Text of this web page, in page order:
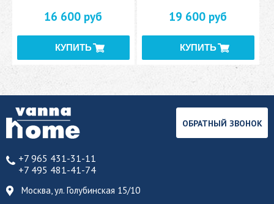
16 600 руб 19 600 руб
+7 965 431-31-11
+7 495 481-41-74
Москва, ул. Голубинская 15/10
ОБРАТНЫЙ ЗВОНОК